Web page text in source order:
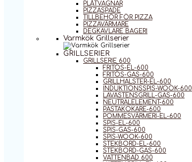
PLÅTVAGNAR
PIZZASPADE
TILLBEHÖR FÖR PIZZA
PIZZAVÄRMARE
DEGKAVLARE BAGERI
Varmkök Grillserier
GRILLSERIER
GRILLSERIE 600
FRITÖS-EL-600
FRITÖS-GAS-600
GRILLHALSTER-EL-600
INDUKTIONSSPIS-WOOK-600
LAVASTENSGRILL-GAS-600
NEUTRALELEMENT-600
PASTAKOKARE-600
POMMESVÄRMERI-EL-600
SPIS-EL-600
SPIS-GAS-600
SPIS-WOOK-600
STEKBORD-EL-600
STEKBORD-GAS-600
VATTENBAD 600